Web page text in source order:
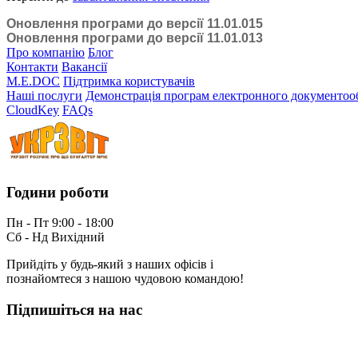
Оновлення програми до версії 11.01.015
Оновлення програми до версії 11.01.013
Про компанію Блог
Контакти Вакансії
M.E.DOC Підтримка користувачів
Наші послуги Демонстрація програм електронного
CloudKey FAQs
Години роботи
Пн - Пт 9:00 - 18:00
Сб - Нд Вихідний
Прийдіть у будь-який з наших офісів і
познайомтеся з нашою чудовою командою!
Підпишіться на нас